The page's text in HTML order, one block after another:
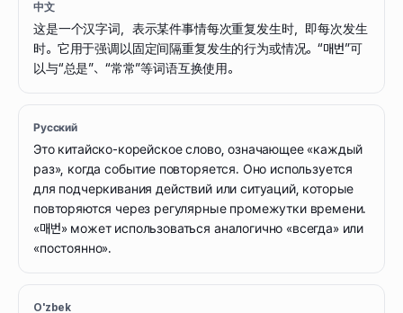
中文
这是一个汉字词，表示某件事情每次重复发生时，即每次发生
时。它用于强调以固定间隔重复发生的行为或情况。“매번”可
以与“总是”、“常常”等词语互换使用。
Русский
Это китайско-корейское слово, означающее «каждый
раз», когда событие повторяется. Оно используется
для подчеркивания действий или ситуаций, которые
повторяются через регулярные промежутки времени.
«매번» может использоваться аналогично «всегда» или
«постоянно».
O'zbek